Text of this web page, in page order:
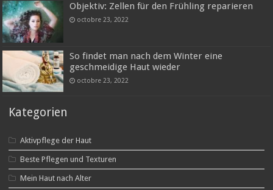
Objektiv: Zellen für den Frühling reparieren
octobre 23, 2022
So findet man nach dem Winter eine
geschmeidige Haut wieder
octobre 23, 2022
Kategorien
Aktivpflege der Haut
Beste Pflegen und Texturen
Mein Haut nach Alter